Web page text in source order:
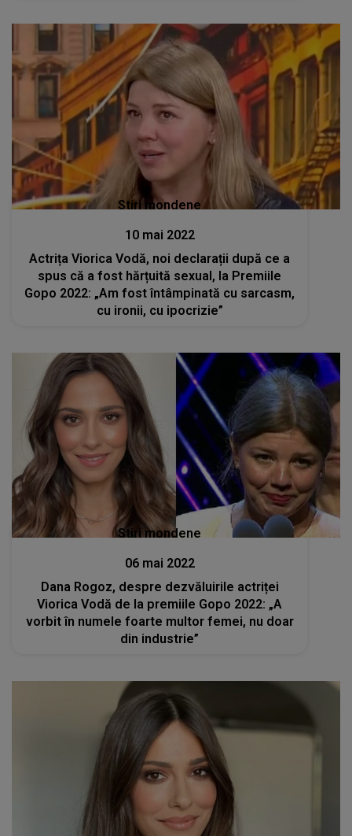
Stiri mondene
10 mai 2022
Actrița Viorica Vodă, noi declarații după ce a
spus că a fost hărțuită sexual, la Premiile
Gopo 2022: „Am fost întâmpinată cu sarcasm,
cu ironii, cu ipocrizie”
Stiri mondene
06 mai 2022
Dana Rogoz, despre dezvăluirile actriței
Viorica Vodă de la premiile Gopo 2022: „A
vorbit în numele foarte multor femei, nu doar
din industrie”